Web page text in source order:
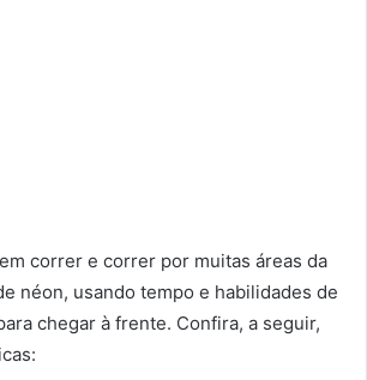
correr e correr por muitas áreas da
néon, usando tempo e habilidades de
chegar à frente. Confira, a seguir,